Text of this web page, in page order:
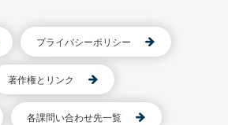
プライバシーポリシー
著作権とリンク
各課問い合わせ先一覧